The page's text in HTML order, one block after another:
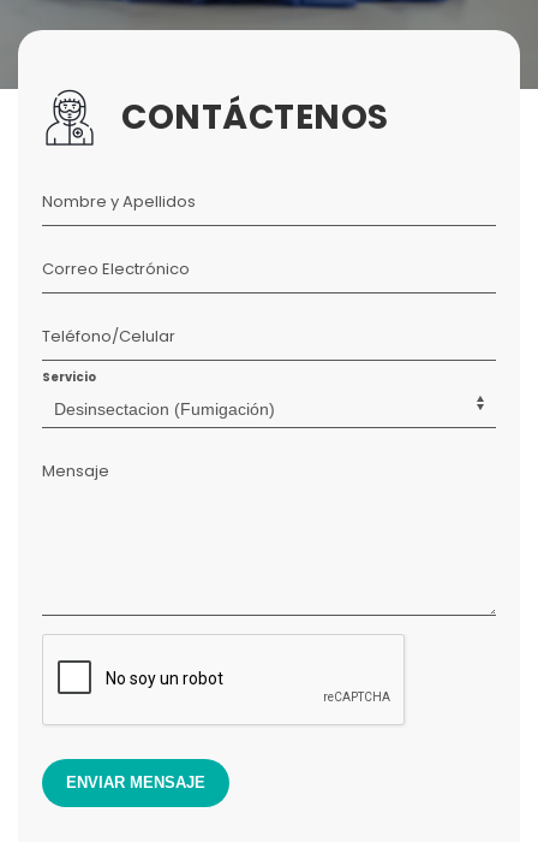
CONTÁCTENOS
Nombre y Apellidos
Correo Electrónico
Teléfono/Celular
Servicio
Mensaje
ENVIAR MENSAJE